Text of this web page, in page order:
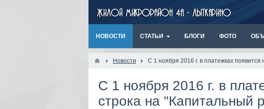
НОВОСТИ СТАТЬИ БЛОГИ ФОТО
Новости С 1 ноября 2016 г. в платежках
С 1 ноября 2016 г. в
строка на "Капитальный